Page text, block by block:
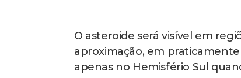
O asteroide será visível em
aproximação, em
apenas no Hemisfério Sul